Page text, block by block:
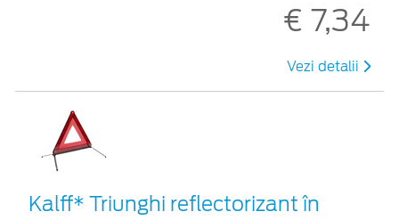
€ 7,34
Vezi detalii
Kalff* Triunghi reflectorizant în